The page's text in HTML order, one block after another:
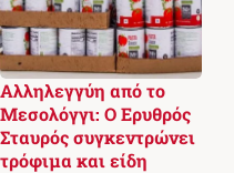
Αλληλεγγύη από το
Μεσολόγγι: Ο Ερυθρός
Σταυρός συγκεντρώνει
τρόφιμα και είδη